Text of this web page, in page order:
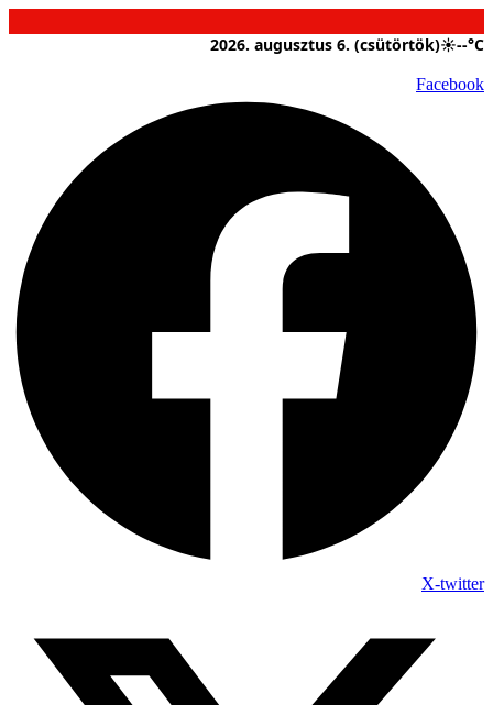
a
2026. augusztus 6. (csütörtök)☀--°C
Facebook
X-twitter